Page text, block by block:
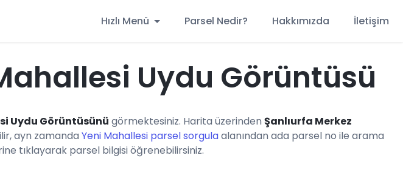
Hızlı Menü Parsel Nedir? Hakkımızda İletişim
Uydu Görüntüsü
Uydu Görüntüsünü görmektesiniz. Harita üzerinden Şanlıurfa Merkez
ayn zamanda Yeni Mahallesi parsel sorgulaalanından ada parsel no ile arama
tıklayarak parsel bilgisi öğrenebilirsiniz.